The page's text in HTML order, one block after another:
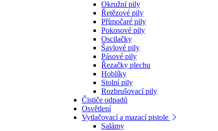
Okružní pily
Řetězové pily
Přímočaré pily
Pokosové pily
Oscilačky
Šavlové pily
Pásové pily
Řezačky plechu
Hoblíky
Stolní pily
Rozbrušovací pily
Čističe odpadů
Osvětlení
Vytlačovací a mazací pistole
Salámy